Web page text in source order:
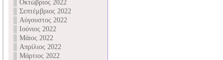
Οκτώβριος 2022
Σεπτέμβριος 2022
Αύγουστος 2022
Ιούνιος 2022
Μάιος 2022
Απρίλιος 2022
Μάρτιος 2022